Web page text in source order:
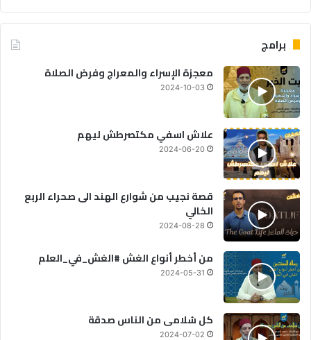
برامج
معجزة الإسراء والمعراج وفرض الصلاة
2024-10-03
علاش اسفي مكتصرطش ليهم
2024-06-20
قصة نجيب من شوارع الهند الى صحراء الربع
الخالي
2024-08-28
من أخطر أنواع الغش #الغش_في_العلم
2024-05-31
كل سُلامى من الناس صدقة
2024-07-02